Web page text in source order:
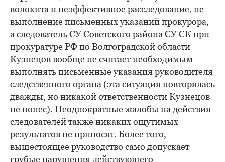
волокита и неэффективное расследование, не
выполнение письменных указаний прокурора,
а следователь СУ Советского района СУ СК при
прокуратуре РФ по Волгоградской области
Кузнецов вообще не считает необходимым
выполнять письменные указания руководителя
следственного органа (эта ситуация повторялась
дважды, но никакой ответственности Кузнецов
не понес). Неоднократные жалобы на действия
следователей также никаких ощутимых
результатов не приносят. Более того,
вышестоящее руководство само допускает
грубые нарушения действующего